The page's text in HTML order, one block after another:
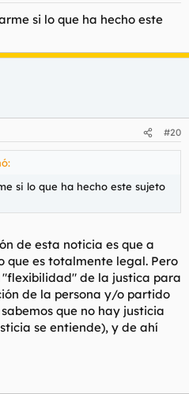
si lo que ha hecho este
#20
si lo que ha hecho este sujeto
de esta noticia es que a
que es totalmente legal. Pero
de la justica para
de la persona y/o partido
que no hay justicia
se entiende), y de ahí